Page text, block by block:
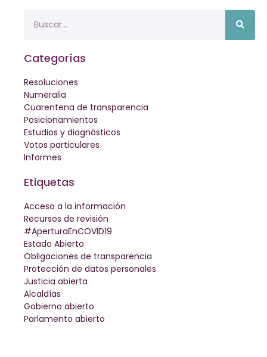
Categorías
Resoluciones
Numeralia
Cuarentena de transparencia
Posicionamientos
Estudios y diagnósticos
Votos particulares
Informes
Etiquetas
Acceso a la información
Recursos de revisión
#AperturaEnCOVID19
Estado Abierto
Obligaciones de transparencia
Protección de datos personales
Justicia abierta
Alcaldías
Gobierno abierto
Parlamento abierto